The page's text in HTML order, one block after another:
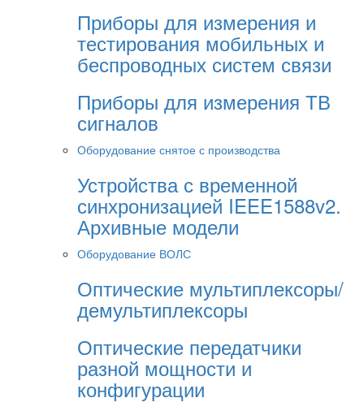
Приборы для измерения и
тестирования мобильных и
беспроводных систем связи
Приборы для измерения ТВ
сигналов
Оборудование снятое с производства
Устройства с временной
синхронизацией IEEE1588v2.
Архивные модели
Оборудование ВОЛС
Оптические мультиплексоры/
демультиплексоры
Оптические передатчики
разной мощности и
конфигурации